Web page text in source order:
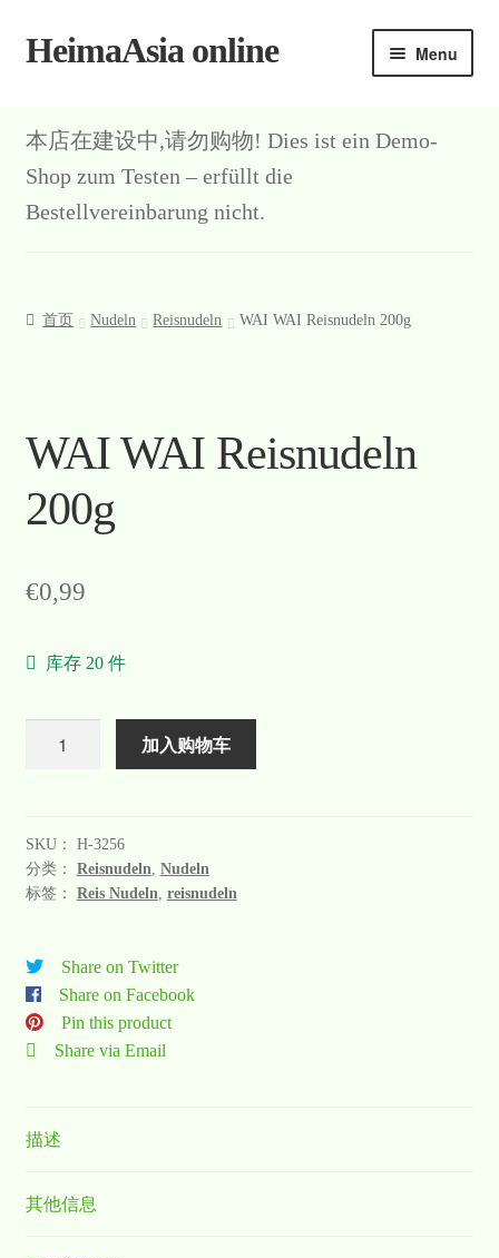
Skip
Skip
HeimaAsia online Menu
本店在建设中,请勿购物! Dies ist ein Demo-
Shop zum Testen – erfüllt die
Bestellvereinbarung nicht.
首页 Nudeln Reisnudeln WAI WAI Reisnudeln 200g
WAI WAI Reisnudeln
200g
€0,99
库存 20 件
加入购物车
SKU： H-3256
分类： Reisnudeln Nudeln
标签： Reis Nudeln reisnudeln
Share on Twitter
Share on Facebook
Pin this product
Share via Email
描述
其他信息